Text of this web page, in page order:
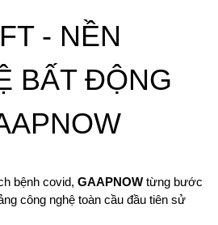
- NỀN
BẤT ĐỘNG
bệnh covid, GAAPNOW từng bước
công nghệ toàn cầu đầu tiên sử